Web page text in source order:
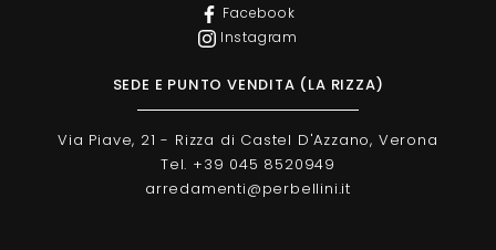
Facebook
Instagram
SEDE E PUNTO VENDITA (LA RIZZA)
Via Piave, 21 - Rizza di Castel D'Azzano, Verona
Tel. +39 045 8520949
arredamenti@perbellini.it